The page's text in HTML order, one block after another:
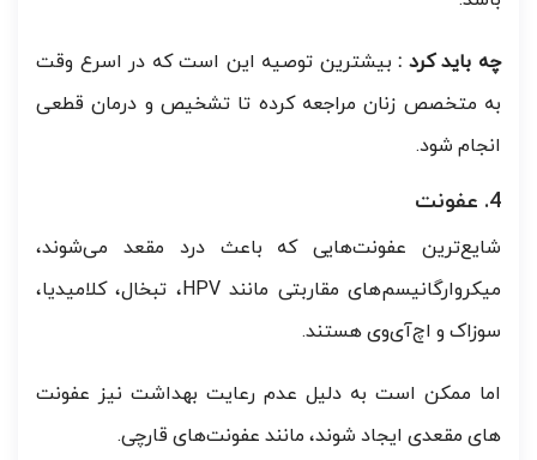
چه باید کرد : بیشترین توصیه این است که در اسرع وقت
به متخصص زنان مراجعه کرده تا تشخیص و درمان قطعی
انجام شود.
4. عفونت
شایع‌ترین عفونت‌هایی که باعث درد مقعد می‌شوند،
میکروارگانیسم‌های مقاربتی مانند HPV، تبخال، کلامیدیا،
سوزاک و اچ‌آی‌وی هستند.
اما ممکن است به دلیل عدم رعایت بهداشت نیز عفونت
های مقعدی ایجاد شوند، مانند عفونت‌های قارچی.